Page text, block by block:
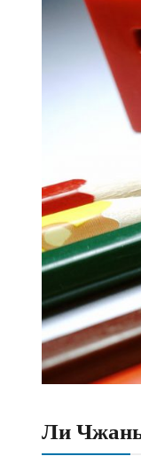
​Ли